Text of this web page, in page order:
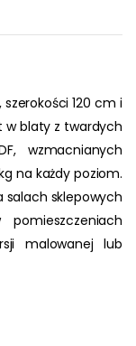
120 cm i
w blaty z twardych
wzmacnianych
na każdy poziom.
salach sklepowych
malowanej lub